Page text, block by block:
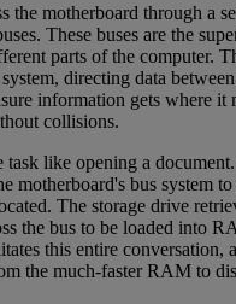
the motherboard through a
These buses are the
parts of the computer.
directing data
information gets where it
collisions.
task like opening a
motherboard's bus system
The storage drive
the bus to be loaded into
this entire conversation,
the much-faster RAM to